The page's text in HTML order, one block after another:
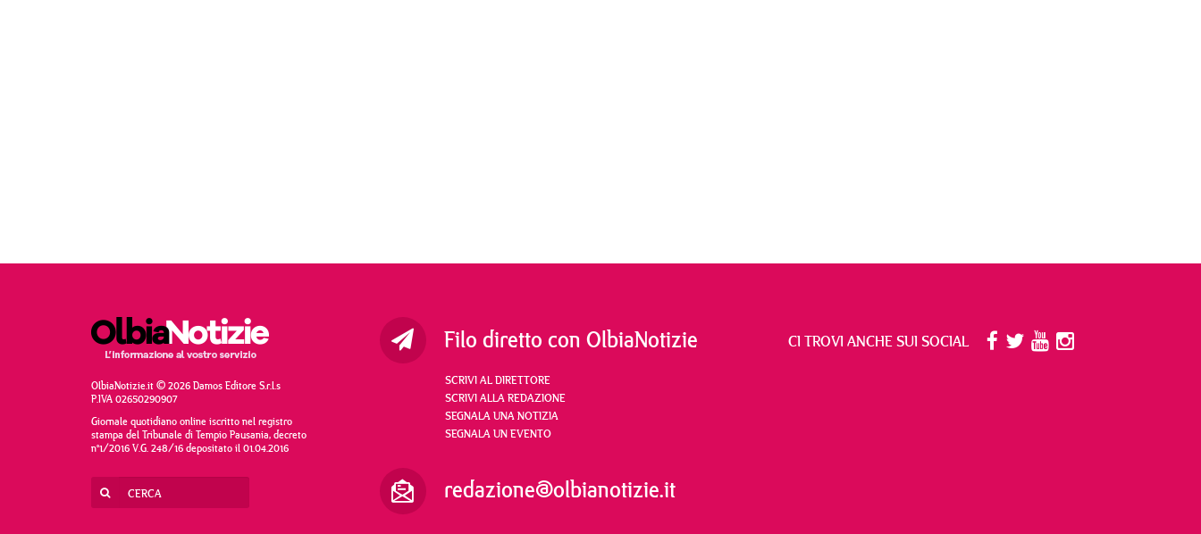
OlbiaNotizie.it © 2026 Damos Editore S.r.l.s
P.IVA 02650290907
Giornale quotidiano online iscritto nel registro
stampa del Tribunale di Tempio Pausania, decreto
n°1/2016 V.G. 248/16 depositato il 01.04.2016
Filo diretto con OlbiaNotizie
SCRIVI AL DIRETTORE
SCRIVI ALLA REDAZIONE
SEGNALA UNA NOTIZIA
SEGNALA UN EVENTO
redazione@olbianotizie.it
CI TROVI ANCHE SUI SOCIAL